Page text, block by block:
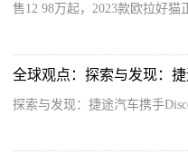
售12 98万起，2023款欧拉好猫
探索与发现：捷途汽车携手